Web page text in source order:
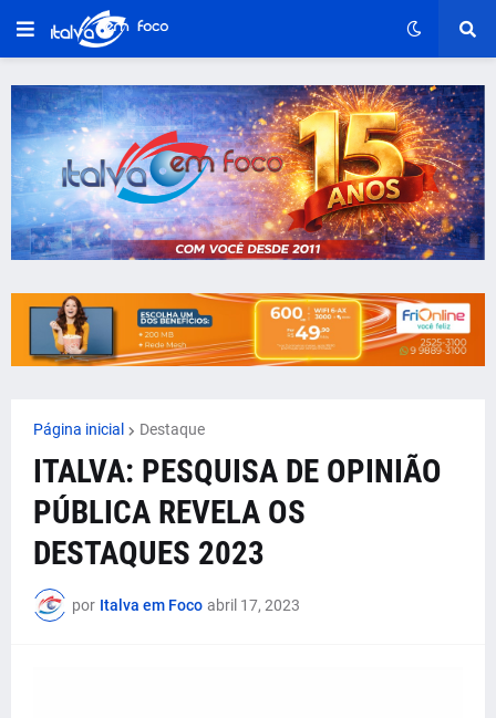
Página inicial Destaque
ITALVA: PESQUISA DE OPINIÃO
PÚBLICA REVELA OS
DESTAQUES 2023
por Italva em Foco abril 17, 2023